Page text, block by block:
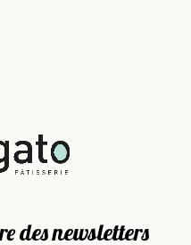
des newsletters